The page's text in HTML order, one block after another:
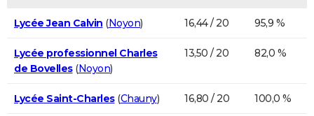
Lycée Jean Calvin (Noyon) 16,44 / 20 95,9 %
Lycée professionnel Charles
de Bovelles(Noyon)
13,50 / 20 82,0 %
Lycée Saint-Charles(Chauny) 16,80 / 20 100,0 %